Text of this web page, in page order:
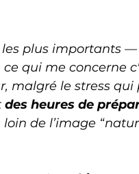
les plus importants
qui me concerne
malgré le stress qui
des heures de
loin de l’image